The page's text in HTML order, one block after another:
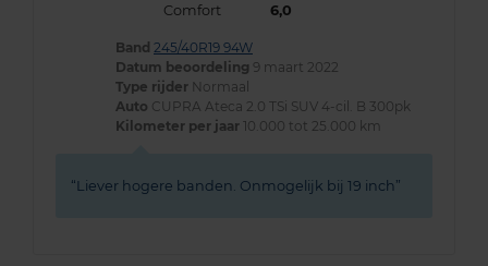
Comfort
6,0
Band 245/40R19 94W
Datum beoordeling 9 maart 2022
Type rijder Normaal
Auto CUPRA Ateca 2.0 TSi SUV 4-cil. B 300pk
Kilometer per jaar 10.000 tot 25.000 km
Liever hogere banden. Onmogelijk bij 19 inch